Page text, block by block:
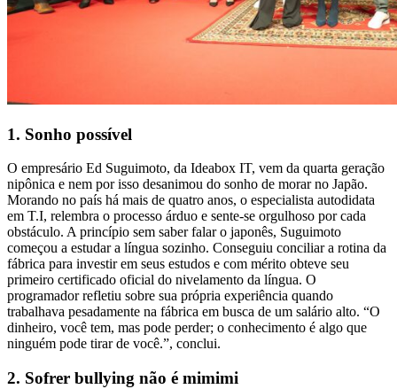
1. Sonho possível
O empresário Ed Suguimoto, da Ideabox IT, vem da quarta geração
nipônica e nem por isso desanimou do sonho de morar no Japão.
Morando no país há mais de quatro anos, o especialista autodidata
em T.I, relembra o processo árduo e sente-se orgulhoso por cada
obstáculo. A princípio sem saber falar o japonês, Suguimoto
começou a estudar a língua sozinho. Conseguiu conciliar a rotina da
fábrica para investir em seus estudos e com mérito obteve seu
primeiro certificado oficial do nivelamento da língua. O
programador refletiu sobre sua própria experiência quando
trabalhava pesadamente na fábrica em busca de um salário alto. “O
dinheiro, você tem, mas pode perder; o conhecimento é algo que
ninguém pode tirar de você.”, conclui.
2. Sofrer bullying não é mimimi